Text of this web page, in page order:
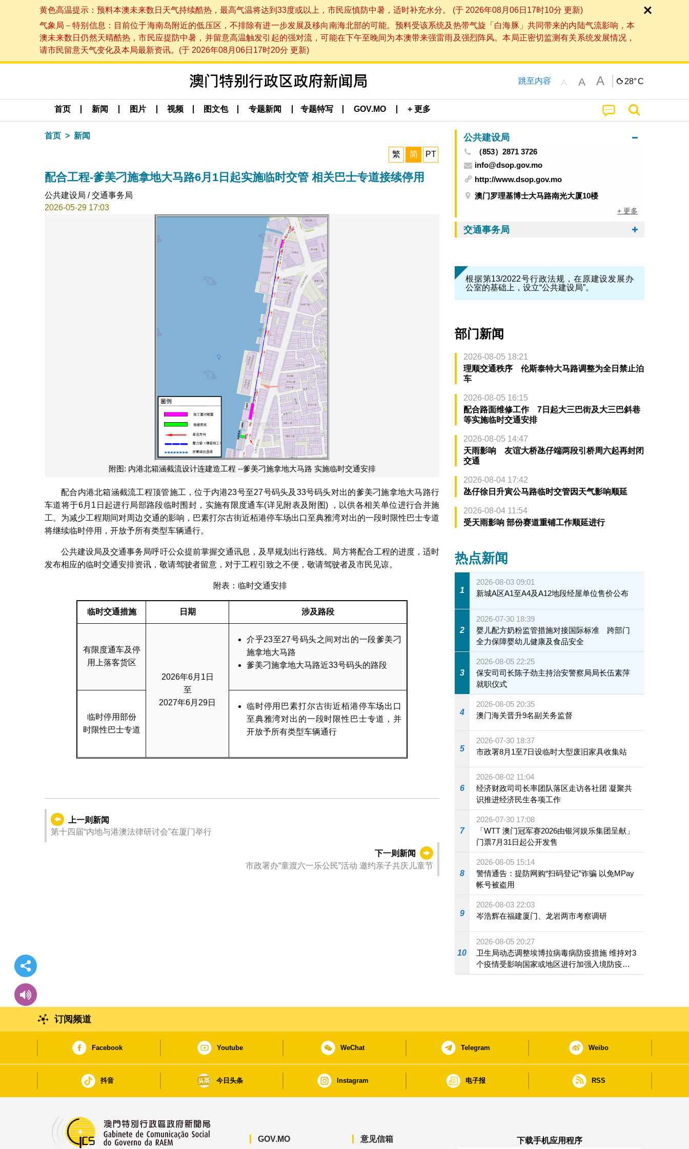
黄色高温提示：预料本澳未来数日天气持续酷热，最高气温将达到33度或以上，市民应慎防中暑，适时补充水分。 (于 2026年08月06日17时10分 更新)
气象局－特别信息：目前位于海南岛附近的低压区，不排除有进一步发展及移向南海北部的可能。预料受该系统及热带气旋「白海豚」共同带来的内陆气流影响，本
澳未来数日仍然天晴酷热，市民应提防中暑，并留意高温触发引起的强对流，可能在下午至晚间为本澳带来强雷雨及强烈阵风。本局正密切监测有关系统发展情况，
请市民留意天气变化及本局最新资讯。(于 2026年08月06日17时20分 更新)
跳至内容 A A A 28°C
首页 新闻 图片 视频 图文包 专题新闻 专题特写 GOV.MO + 更多
首页 新闻
繁 简 PT
配合工程-爹美刁施拿地大马路6月1日起实施临时交管 相关巴士专道接续停用
公共建设局 / 交通事务局
2026-05-29 17:03
附图: 内港北箱涵截流设计连建造工程 --爹美刁施拿地大马路 实施临时交通安排
配合内港北箱涵截流工程顶管施工，位于内港23号至27号码头及33号码头对出的爹美刁施拿地大马路行
车道将于6月1日起进行局部路段临时围封，实施有限度通车(详见附表及附图) ，以供各相关单位进行合并施
工。为减少工程期间对周边交通的影响，巴素打尔古街近栢港停车场出口至典雅湾对出的一段时限性巴士专道
将继续临时停用，开放予所有类型车辆通行。
公共建设局及交通事务局呼吁公众提前掌握交通讯息，及早规划出行路线。局方将配合工程的进度，适时
发布相应的临时交通安排资讯，敬请驾驶者留意，对于工程引致之不便，敬请驾驶者及市民见谅。
附表：临时交通安排
临时交通措施 日期 涉及路段
有限度通车及停
用上落客货区
2026年6月1日
至
2027年6月29日
介乎23至27号码头之间对出的一段爹美刁
施拿地大马路
爹美刁施拿地大马路近33号码头的路段
临时停用部份
时限性巴士专道
临时停用巴素打尔古街近栢港停车场出口
至典雅湾对出的一段时限性巴士专道，并
开放予所有类型车辆通行
上一则新闻
第十四届“内地与港澳法律研讨会”在厦门举行
下一则新闻
市政署办“童渡六一乐公民”活动 邀约亲子共庆儿童节
公共建设局
（853）2871 3726
info@dsop.gov.mo
http://www.dsop.gov.mo
澳门罗理基博士大马路南光大厦10楼
+ 更多
交通事务局
根据第13/2022号行政法规，在原建设发展办
公室的基础上，设立“公共建设局”。
部门新闻
2026-08-05 18:21
理顺交通秩序 伦斯泰特大马路调整为全日禁止泊
车
2026-08-05 16:15
配合路面维修工作 7日起大三巴街及大三巴斜巷
等实施临时交通安排
2026-08-05 14:47
天雨影响 友谊大桥氹仔端两段引桥周六起再封闭
交通
2026-08-04 17:42
氹仔徐日升寅公马路临时交管因天气影响顺延
2026-08-04 11:54
受天雨影响 部份赛道重铺工作顺延进行
热点新闻
1
2026-08-03 09:01
新城A区A1至A4及A12地段经屋单位售价公布
2
2026-07-30 18:39
婴儿配方奶粉监管措施对接国际标准 跨部门
全力保障婴幼儿健康及食品安全
3
2026-08-05 22:25
保安司司长陈子劲主持治安警察局局长伍素萍
就职仪式
4
2026-08-05 20:35
澳门海关晋升9名副关务监督
5
2026-07-30 18:37
市政署8月1至7日设临时大型废旧家具收集站
6
2026-08-02 11:04
经济财政司司长率团队落区走访各社团 凝聚共
识推进经济民生各项工作
7
2026-07-30 17:08
「WTT 澳门冠军赛2026由银河娱乐集团呈献」
门票7月31日起公开发售
8
2026-08-05 15:14
警情通告：提防网购“扫码登记”诈骗 以免MPay
帐号被盗用
9
2026-08-03 22:03
岑浩辉在福建厦门、龙岩两市考察调研
10
2026-08-05 20:27
卫生局动态调整埃博拉病毒病防疫措施 维持对3
个疫情受影响国家或地区进行加强入境防疫措
施
订阅频道
Facebook Youtube WeChat Telegram Weibo
抖音 今日头条 Instagram 电子报 RSS
GOV.MO 意见信箱
下载手机应用程序